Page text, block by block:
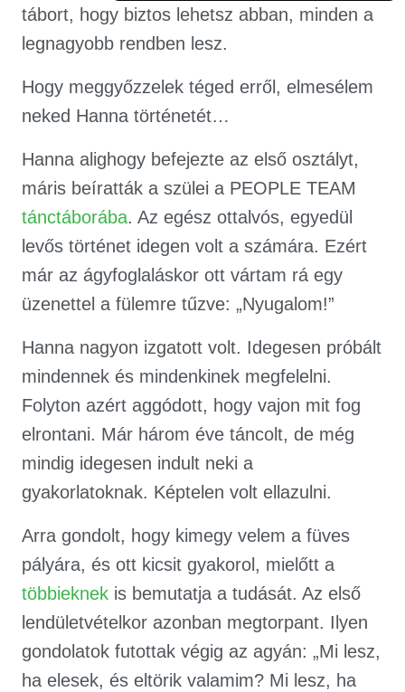
tábort, hogy biztos lehetsz abban, minden a
legnagyobb rendben lesz.
Hogy meggyőzzelek téged erről, elmesélem
neked Hanna történetét…
Hanna alighogy befejezte az első osztályt,
máris beíratták a szülei a PEOPLE TEAM
tánctáborába. Az egész ottalvós, egyedül
levős történet idegen volt a számára. Ezért
már az ágyfoglaláskor ott vártam rá egy
üzenettel a fülemre tűzve: „Nyugalom!”
Hanna nagyon izgatott volt. Idegesen próbált
mindennek és mindenkinek megfelelni.
Folyton azért aggódott, hogy vajon mit fog
elrontani. Már három éve táncolt, de még
mindig idegesen indult neki a
gyakorlatoknak. Képtelen volt ellazulni.
Arra gondolt, hogy kimegy velem a füves
pályára, és ott kicsit gyakorol, mielőtt a
többieknek is bemutatja a tudását. Az első
lendületvételkor azonban megtorpant. Ilyen
gondolatok futottak végig az agyán: „Mi lesz,
ha elesek, és eltörik valamim? Mi lesz, ha